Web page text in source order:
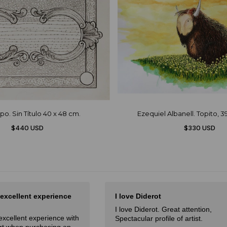
Sin Título 40 x 48 cm.
$440 USD
Ezequiel Albanell. Topito,
$330 USD
experience
experience with
I love Diderot
I love Diderot. Great attention,
Spectacular profile of artist.